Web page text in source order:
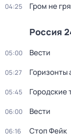
04:25 Гром не
Россия
05:00 Вести
05:27 Горизонты
05:45 Городские
06:00 Вести
06:16 Стоп Фейк